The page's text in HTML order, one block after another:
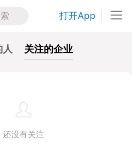
打开App
人 关注的企业
还没有关注